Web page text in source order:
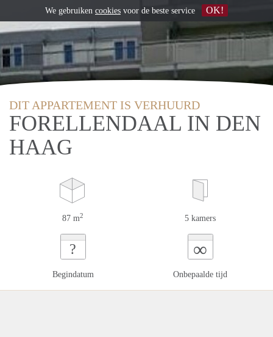
DIT APPARTEMENT IS VERHUURD
FORELLENDAAL IN DEN
HAAG
87 m2 5 kamers
?
Begindatum
∞
Onbepaalde tijd
We gebruiken cookies voor de beste service OK!